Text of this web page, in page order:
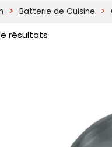
Batterie de Cuisine
résultats